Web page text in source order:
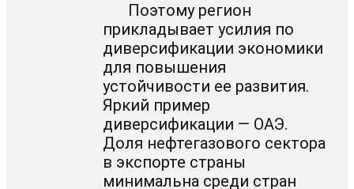
Поэтому регион
прикладывает усилия по
диверсификации экономики
для повышения
устойчивости ее развития.
Яркий пример
диверсификации — ОАЭ.
Доля нефтегазового сектора
в экспорте страны
минимальна среди стран